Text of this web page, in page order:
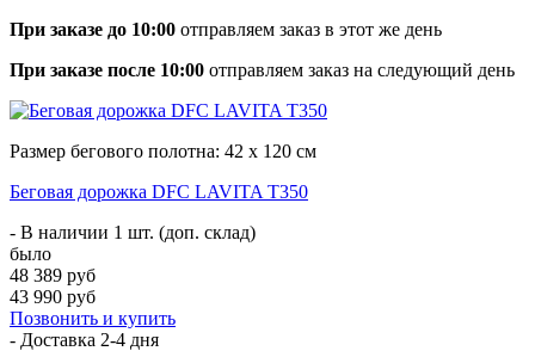
При заказе до 10:00 отправляем заказ в этот же день
При заказе после 10:00 отправляем заказ на следующий день
Размер бегового полотна: 42 х 120 см
Беговая дорожка DFC LAVITA T350
- В наличии 1 шт. (доп. склад)
было
48 389 руб
43 990 руб
Позвонить и купить
- Доставка 2-4 дня